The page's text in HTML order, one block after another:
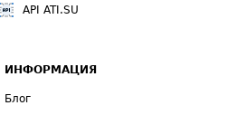
API ATI.SU
ИНФОРМАЦИЯ
Блог